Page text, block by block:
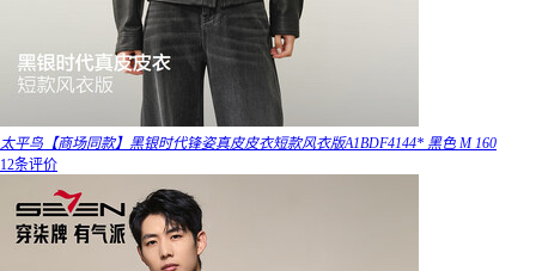
太平鸟【商场同款】黑银时代锋姿真皮皮衣短款风衣版A1BDF4144* 黑色 M 160
12条评价